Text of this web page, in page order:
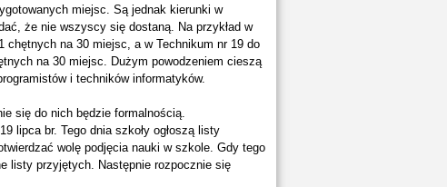
miejsc. Są jednak kierunki w
że nie wszyscy się dostaną. Na przykład w
na 30 miejsc, a w Technikum nr 19 do
na 30 miejsc. Dużym powodzeniem cieszą
i techników informatyków.
się do nich będzie formalnością.
lipca br. Tego dnia szkoły ogłoszą listy
wolę podjęcia nauki w szkole. Gdy tego
listy przyjętych. Następnie rozpocznie się